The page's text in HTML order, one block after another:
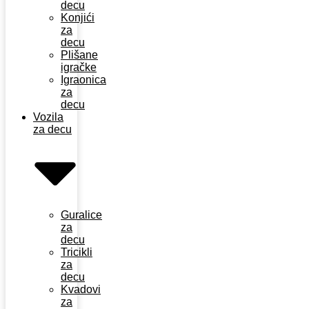
decu
Konjići
za
decu
Plišane
igračke
Igraonica
za
decu
Vozila
za decu
Guralice
za
decu
Tricikli
za
decu
Kvadovi
za